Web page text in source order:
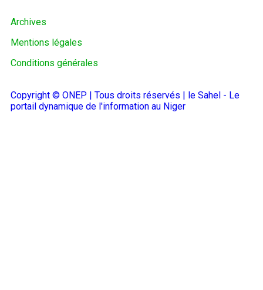
Archives
Mentions légales
Conditions générales
Copyright © ONEP | Tous droits réservés | le Sahel - Le
portail dynamique de l'information au Niger